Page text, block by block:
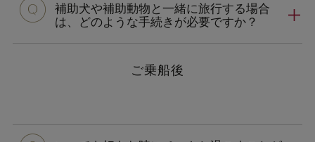
補助犬や補助動物と一緒に旅行する場合
は、どのような手続きが必要ですか？
ご乗船後